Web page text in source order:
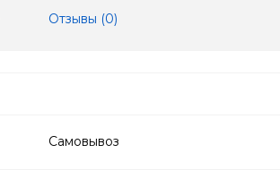
Отзывы (0)
Самовывоз